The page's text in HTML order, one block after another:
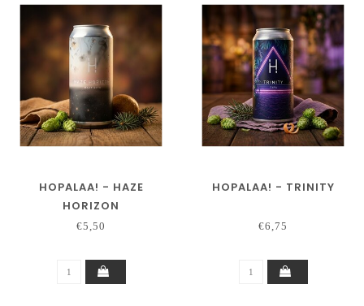
HOPALAA! - HAZE
HORIZON
€5,50
HOPALAA! - TRINITY
€6,75